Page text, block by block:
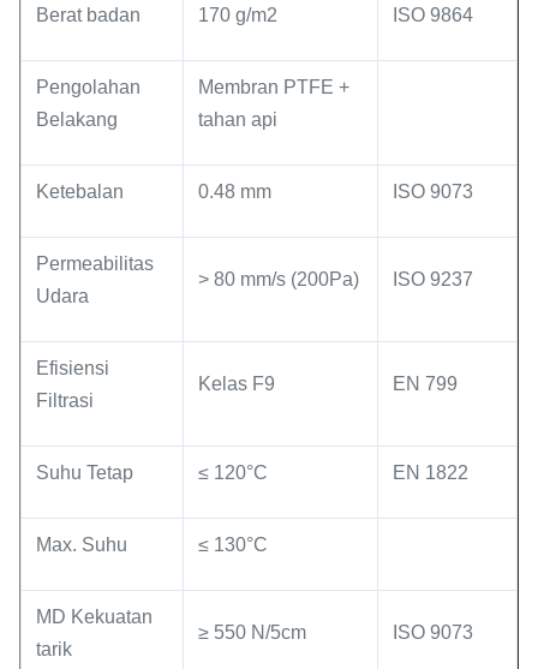
Berat badan 170 g/m2 ISO 9864
Pengolahan
Belakang
Membran PTFE +
tahan api
Ketebalan 0.48 mm ISO 9073
Permeabilitas
Udara
> 80 mm/s (200Pa) ISO 9237
Efisiensi
Filtrasi
Kelas F9 EN 799
Suhu Tetap ≤ 120°C EN 1822
Max. Suhu ≤ 130°C
MD Kekuatan
tarik
≥ 550 N/5cm ISO 9073